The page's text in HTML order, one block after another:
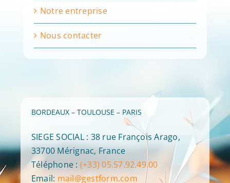
Notre entreprise
Nous contacter
BORDEAUX – TOULOUSE – PARIS
SIEGE SOCIAL : 38 rue François Arago,
33700 Mérignac, France
Téléphone : (+33) 05.57.92.49.00
Email: mail@gestform.com